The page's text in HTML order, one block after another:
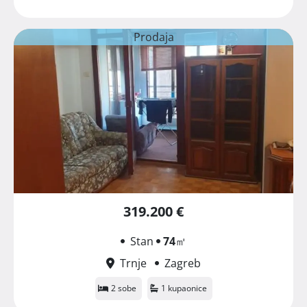
Prodaja
319.200 €
Stan 74㎡
Trnje
Zagreb
2 sobe 1 kupaonice